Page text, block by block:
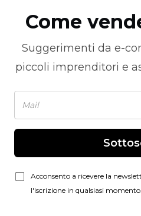
Come
Suggerimenti da e-
piccoli imprenditori e
Acconsento a ricevere la
l'iscrizione in qualsiasi momento.